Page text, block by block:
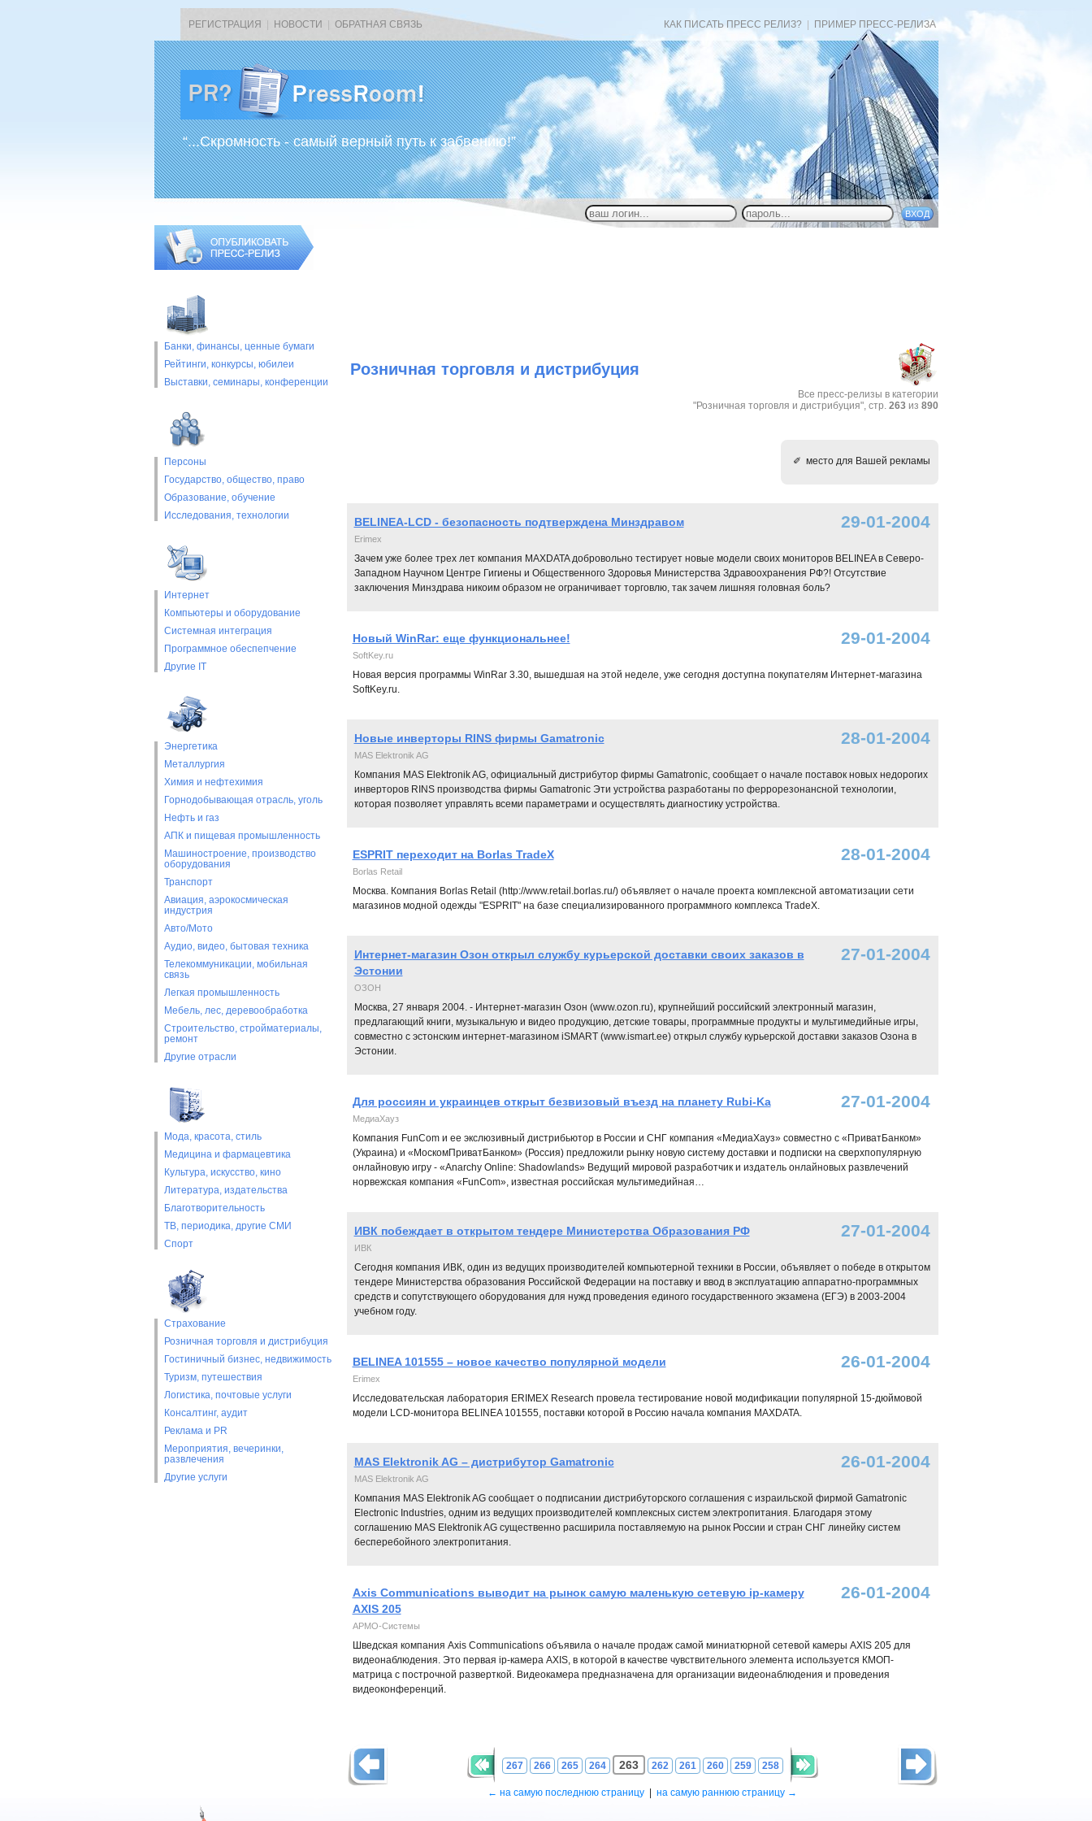
РЕГИСТРАЦИЯ НОВОСТИ ОБРАТНАЯ СВЯЗЬ КАК ПИСАТЬ ПРЕСС РЕЛИЗ? ПРИМЕР ПРЕСС-РЕЛИЗА
“...Скромность - самый верный путь к забвению!”
Банки, финансы, ценные бумаги
Рейтинги, конкурсы, юбилеи
Выставки, cеминары, конференции
Персоны
Государство, общество, право
Образование, обучение
Исследования, технологии
Интернет
Компьютеры и оборудование
Системная интеграция
Программное обеспепчение
Другие IT
Энергетика
Металлургия
Химия и нефтехимия
Горнодобывающая отрасль, уголь
Нефть и газ
АПК и пищевая промышленность
Машиностроение, производство
оборудования
Транспорт
Авиация, аэрокосмическая
индустрия
Авто/Мото
Аудио, видео, бытовая техника
Телекоммуникации, мобильная
связь
Легкая промышленность
Мебель, лес, деревообработка
Строительство, стройматериалы,
ремонт
Другие отрасли
Мода, красота, стиль
Медицина и фармацевтика
Культура, искусство, кино
Литература, издательства
Благотворительность
ТВ, периодика, другие СМИ
Спорт
Страхование
Розничная торговля и дистрибуция
Гостиничный бизнес, недвижимость
Туризм, путешествия
Логистика, почтовые услуги
Консалтинг, аудит
Реклама и PR
Мероприятия, вечеринки,
развлечения
Другие услуги
Розничная торговля и дистрибуция
Все пресс-релизы в категории
"Розничная торговля и дистрибуция", стр. 263из 890
✐ место для Вашей рекламы
BELINEA-LCD - безопасность подтверждена Минздравом 29-01-2004
Erimex
Зачем уже более трех лет компания MAXDATA добровольно тестирует новые модели своих мониторов BELINEA в Северо-
Западном Научном Центре Гигиены и Общественного Здоровья Министерства Здравоохранения РФ?! Отсутствие
заключения Минздрава никоим образом не ограничивает торговлю, так зачем лишняя головная боль?
Новый WinRar: еще функциональнее! 29-01-2004
SoftKey.ru
Новая версия программы WinRar 3.30, вышедшая на этой неделе, уже сегодня доступна покупателям Интернет-магазина
SoftKey.ru.
Новые инверторы RINS фирмы Gamatronic 28-01-2004
MAS Elektronik AG
Компания MAS Elektronik AG, официальный дистрибутор фирмы Gamatronic, сообщает о начале поставок новых недорогих
инверторов RINS производства фирмы Gamatronic Эти устройства разработаны по феррорезонансной технологии,
которая позволяет управлять всеми параметрами и осуществлять диагностику устройства.
ESPRIT переходит на Borlas TradeX 28-01-2004
Borlas Retail
Москва. Компания Borlas Retail (http://www.retail.borlas.ru/) объявляет о начале проекта комплексной автоматизации сети
магазинов модной одежды "ESPRIT" на базе специализированного программного комплекса TradeX.
Интернет-магазин Озон открыл службу курьерской доставки своих заказов в
Эстонии
27-01-2004
ОЗОН
Москва, 27 января 2004. - Интернет-магазин Озон (www.ozon.ru), крупнейший российский электронный магазин,
предлагающий книги, музыкальную и видео продукцию, детские товары, программные продукты и мультимедийные игры,
совместно с эстонским интернет-магазином iSMART (www.ismart.ee) открыл службу курьерской доставки заказов Озона в
Эстонии.
Для россиян и украинцев открыт безвизовый въезд на планету Rubi-Ka 27-01-2004
МедиаХауз
Компания FunCom и ее экслюзивный дистрибьютор в России и СНГ компания «МедиаХауз» совместно с «ПриватБанком»
(Украина) и «МоскомПриватБанком» (Россия) предложили рынку новую систему доставки и подписки на сверхпопулярную
онлайновую игру - «Anarchy Online: Shadowlands» Ведущий мировой разработчик и издатель онлайновых развлечений
норвежская компания «FunCom», известная российская мультимедийная…
ИВК побеждает в открытом тендере Министерства Образования РФ 27-01-2004
ИВК
Сегодня компания ИВК, один из ведущих производителей компьютерной техники в России, объявляет о победе в открытом
тендере Министерства образования Российской Федерации на поставку и ввод в эксплуатацию аппаратно-программных
средств и сопутствующего оборудования для нужд проведения единого государственного экзамена (ЕГЭ) в 2003-2004
учебном году.
BELINEA 101555 – новое качество популярной модели 26-01-2004
Erimex
Исследовательская лаборатория ERIMEX Research провела тестирование новой модификации популярной 15-дюймовой
модели LCD-монитора BELINEA 101555, поставки которой в Россию начала компания MAXDATA.
MAS Elektronik AG – дистрибутор Gamatronic 26-01-2004
MAS Elektronik AG
Компания MAS Elektronik AG сообщает о подписании дистрибуторского соглашения с израильской фирмой Gamatronic
Electronic Industries, одним из ведущих производителей комплексных систем электропитания. Благодаря этому
соглашению MAS Elektronik AG существенно расширила поставляемую на рынок России и стран СНГ линейку систем
бесперебойного электропитания.
Axis Communications выводит на рынок самую маленькую сетевую ip-камеру
AXIS 205
26-01-2004
АРМО-Системы
Шведская компания Axis Communications объявила о начале продаж самой миниатюрной сетевой камеры AXIS 205 для
видеонаблюдения. Это первая ip-камера AXIS, в которой в качестве чувствительного элемента используется КМОП-
матрица с построчной разверткой. Видеокамера предназначена для организации видеонаблюдения и проведения
видеоконференций.
267 266 265 264 263 262 261 260 259 258
← на самую последнюю страницу на самую раннюю страницу →